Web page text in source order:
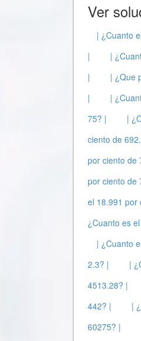
Ver
| ¿Cuanto
|
|
|
| ¿Que
|
|
75? |
|
ciento de
por ciento de
por ciento de
el 18.991 por
¿Cuanto es
| ¿Cuanto
2.3? |
|
4513.28? |
442? |
|
60275? |